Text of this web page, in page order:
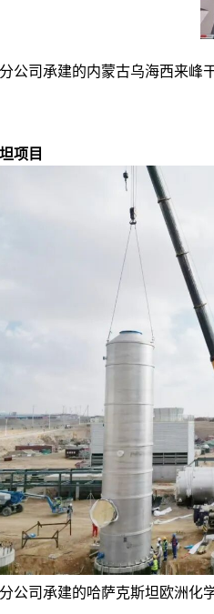
公司承建的内蒙古乌海西来峰
项目
公司承建的哈萨克斯坦欧洲化